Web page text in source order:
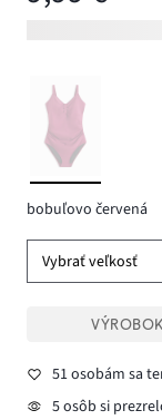
bobuľovo červená
Vybrať veľkosť
51 osobám sa
5 osôb si